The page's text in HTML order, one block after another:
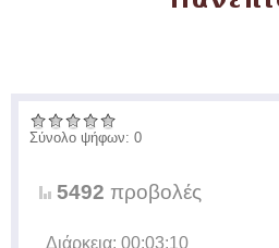
Σύνολο ψήφων: 0
5492 προβολές
Διάρκεια: 00:03:10